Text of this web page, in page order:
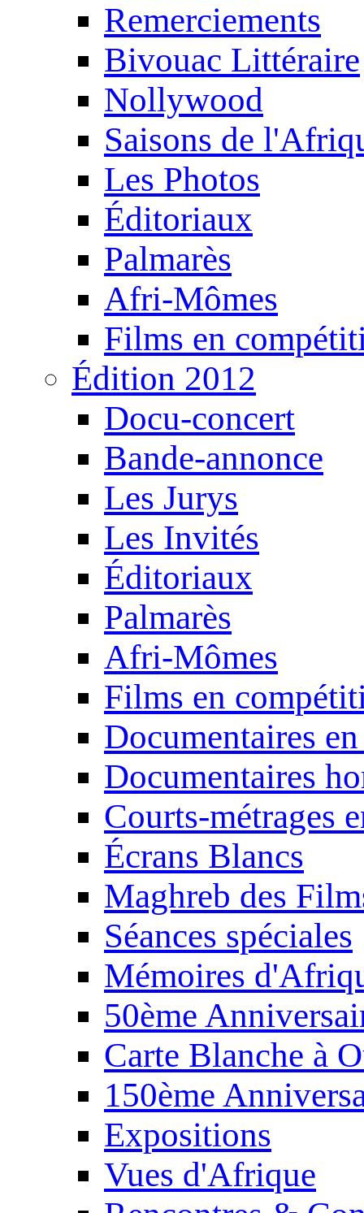
Remerciements
Bivouac Littéraire
Nollywood
Saisons de
Les Photos
Éditoriaux
Palmarès
Afri-Mômes
Films en
Édition 2012
Docu-concert
Bande-annonce
Les Jurys
Les Invités
Éditoriaux
Palmarès
Afri-Mômes
Films en
Documentaires
Documentaires
Courts-métrages
Écrans Blancs
Maghreb des
Séances spéciales
Mémoires
50ème
Carte Blanche à
150ème
Expositions
Vues d'Afrique